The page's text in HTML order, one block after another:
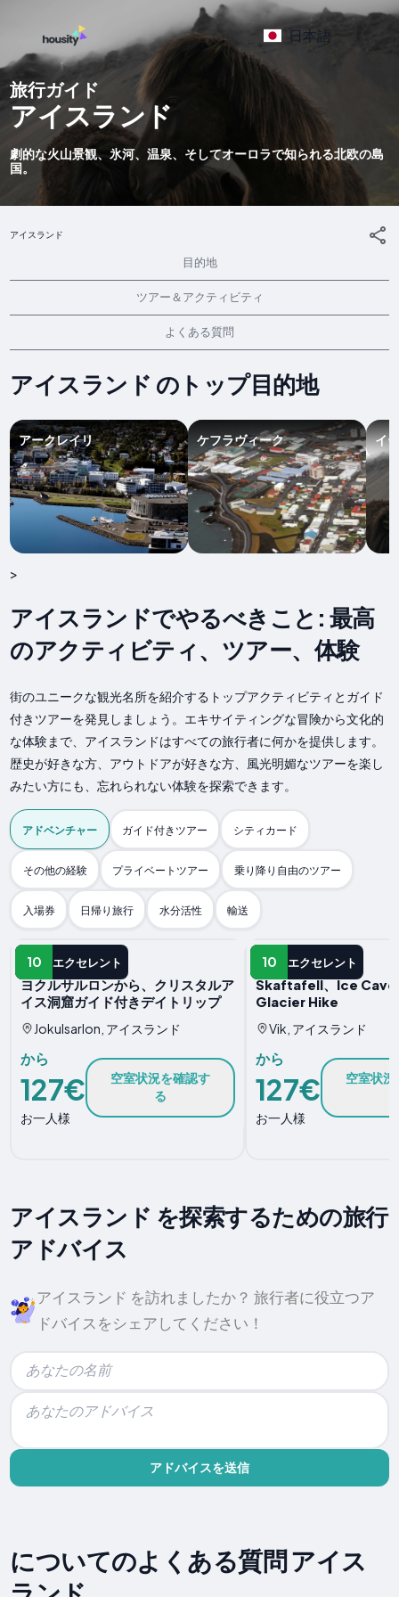
日本語
旅行ガイド
アイスランド
劇的な火山景観、氷河、温泉、そしてオーロラで知られる北欧の島
国。
アイスランド
目的地
ツアー＆アクティビティ
よくある質問
アイスランド のトップ目的地
アークレイリ ケフラヴィーク イ
>
アイスランドでやるべきこと: 最高
のアクティビティ、ツアー、体験
街のユニークな観光名所を紹介するトップアクティビティとガイド
付きツアーを発見しましょう。エキサイティングな冒険から文化的
な体験まで、アイスランドはすべての旅行者に何かを提供します。
歴史が好きな方、アウトドアが好きな方、風光明媚なツアーを楽し
みたい方にも、忘れられない体験を探索できます。
アドベンチャー ガイド付きツアー シティカード
その他の経験 プライベートツアー 乗り降り自由のツアー
入場券 日帰り旅行 水分活性 輸送
10 エクセレント
アドベンチャー
ヨクルサルロンから、クリスタルア
イス洞窟ガイド付きデイトリップ
Jokulsarlon, アイスランド
から
127€
お一人様
空室状況を確認す
る
10 エクセレント
アドベンチャー
Skaftafell、Ice Cave
Glacier Hike
Vik, アイスランド
から
127€
お一人様
空室状
アイスランド を探索するための旅行
アドバイス
アイスランド を訪れましたか？ 旅行者に役立つア
ドバイスをシェアしてください！
アドバイスを送信
についてのよくある質問 アイス